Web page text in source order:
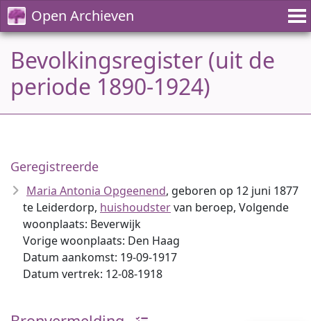
Open Archieven
Bevolkingsregister (uit de
periode 1890-1924)
Geregistreerde
Maria Antonia Opgeenend, geboren op 12 juni 1877
te Leiderdorp, huishoudstervan beroep, Volgende
woonplaats: Beverwijk
Vorige woonplaats: Den Haag
Datum aankomst: 19-09-1917
Datum vertrek: 12-08-1918